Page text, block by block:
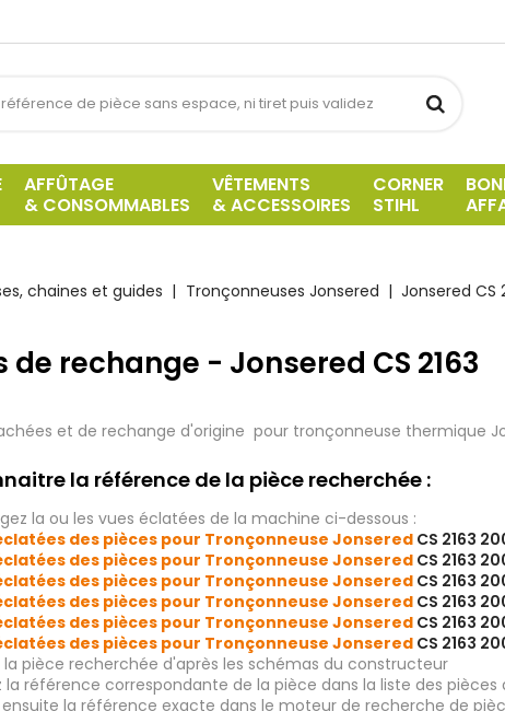
AFFÛTAGE
& CONSOMMABLES
VÊTEMENTS
& ACCESSOIRES
CORNER
STIHL
chaines et guides Tronçonneuses Jonsered Jonsered CS
de rechange - Jonsered CS 2163
et de rechange d'origine pour tronçonneuse thermique
la référence de la pièce recherchée :
la ou les vues éclatées de la machine ci-dessous :
des pièces pour Tronçonneuse JonseredCS 2163
des pièces pour Tronçonneuse Jonsered CS 2163
des pièces pour Tronçonneuse Jonsered CS 2163
des pièces pour Tronçonneuse Jonsered CS 2163
des pièces pour Tronçonneuse Jonsered CS 2163
des pièces pour Tronçonneuse Jonsered CS 2163
la pièce recherchée d'après les schémas du constructeur
la référence correspondante de la pièce dans la liste des pièces
ensuite la référence exacte dans le moteur de recherche de